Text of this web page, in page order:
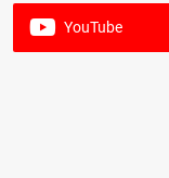
YouTube